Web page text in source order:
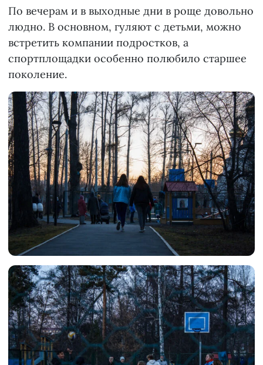
По вечерам и в выходные дни в роще довольно
людно. В основном, гуляют с детьми, можно
встретить компании подростков, а
спортплощадки особенно полюбило старшее
поколение.